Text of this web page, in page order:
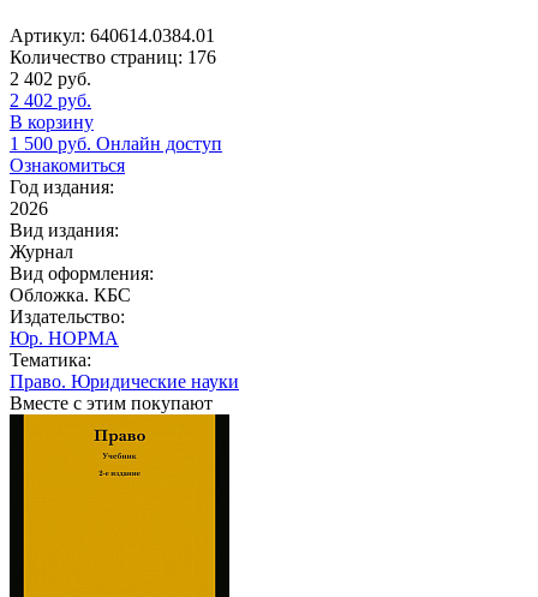
Артикул: 640614.0384.01
Количество страниц: 176
2 402 руб.
2 402 руб.
В корзину
1 500 руб. Онлайн доступ
Ознакомиться
Год издания:
2026
Вид издания:
Журнал
Вид оформления:
Обложка. КБС
Издательство:
Юр. НОРМА
Тематика:
Право. Юридические науки
Вместе с этим покупают